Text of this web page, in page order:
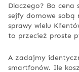
Dlaczego? Bo cena
sejfy domowe sobą
sprawy wielu
to przecież proste
A zadajmy
smartfonów. Ile